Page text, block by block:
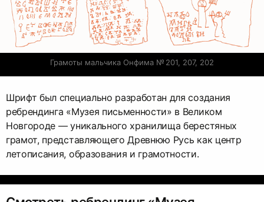
Грамоты мальчика Онфима № 201, 207, 202
Шрифт был специально разработан для создания
ребрендинга «Музея письменности» в Великом
Новгороде — уникального хранилища берестяных
грамот, представляющего Древнюю Русь как центр
летописания, образования и грамотности.